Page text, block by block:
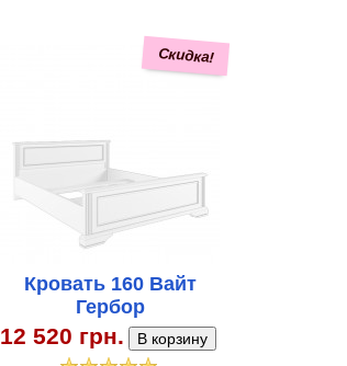
Скидка!
Кровать 160 Вайт
Гербор
12 520 грн.